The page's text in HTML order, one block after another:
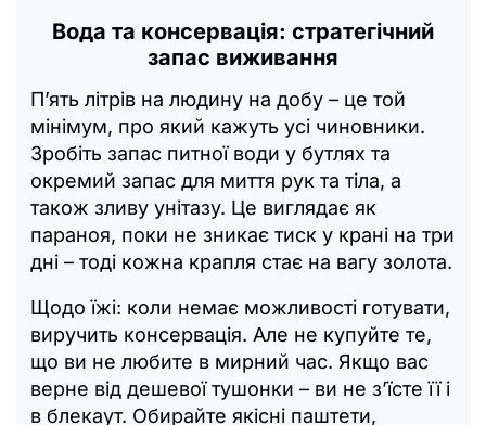
Вода та консервація: стратегічний
запас виживання
П’ять літрів на людину на добу – це той
мінімум, про який кажуть усі чиновники.
Зробіть запас питної води у бутлях та
окремий запас для миття рук та тіла, а
також зливу унітазу. Це виглядає як
параноя, поки не зникає тиск у крані на три
дні – тоді кожна крапля стає на вагу золота.
Щодо їжі: коли немає можливості готувати,
виручить консервація. Але не купуйте те,
що ви не любите в мирний час. Якщо вас
верне від дешевої тушонки – ви не з’їсте її і
в блекаут. Обирайте якісні паштети,